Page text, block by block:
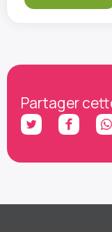
Partager